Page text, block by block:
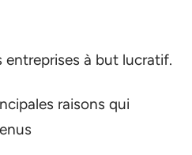
entreprises à but lucratif.
raisons qui